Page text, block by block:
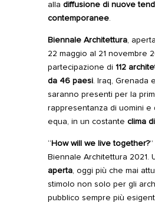
alla diffusione di nuove
contemporanee.
Biennale Architettura,
22 maggio al 21 novembre
partecipazione di 112
da 46 paesi. Iraq, Grenada
saranno presenti per la
rappresentanza di uomini e
equa, in un costante clima
“ How will we live together?”
Biennale Architettura 2021.
aperta, oggi più che mai
stimolo non solo per gli
pubblico sempre più